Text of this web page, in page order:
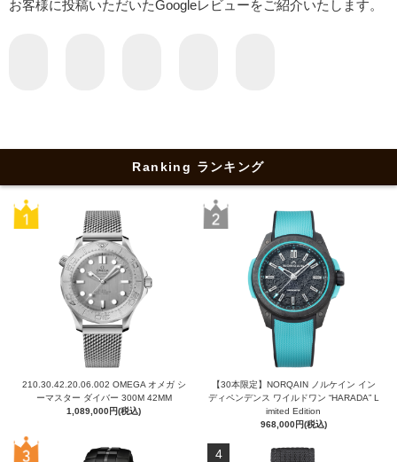
お客様に投稿いただいたGoogleレビューをご紹介いたします。
Ranking ランキング
210.30.42.20.06.002 OMEGA オメガ シ
ーマスター ダイバー 300M 42MM
1,089,000円(税込)
【30本限定】NORQAIN ノルケイン イン
ディペンデンス ワイルドワン “HARADA” L
imited Edition
968,000円(税込)
4